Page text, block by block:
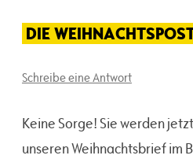
DIE
Schreibe eine Antwort
Keine Sorge! Sie werden
unseren Weihnachtsbrief im